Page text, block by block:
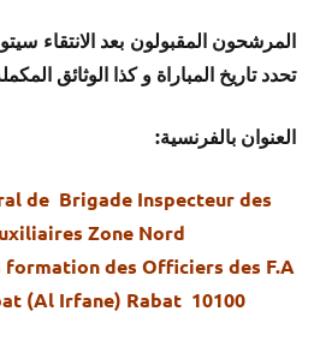
المرشحون المقبولون بعد الانتقاء
تحدد تاريخ المباراة و كذا الوثائق
العنوان بالفرنسية:
de Brigade Inspecteur des
Zone Nord
formation des Officiers des F.A
(Al Irfane) Rabat 10100